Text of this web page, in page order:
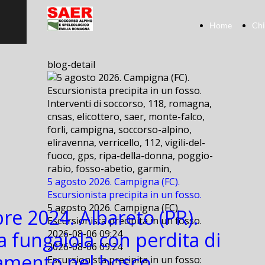
Home
blog-detail
Interventi di soccorso, 118, romagna,
cnsas, elicottero, saer, monte-falco,
forli, campigna, soccorso-alpino,
eliravenna, verricello, 112, vigili-del-
fuoco, gps, ripa-della-donna, poggio-
rabio, fosso-abetio, garmin,
5 agosto 2026. Campigna (FC).
Escursionista precipita in un fosso.
5 agosto 2026. Campigna (FC).
Escursionista precipita in un fosso.
2026-08-06 09:24
2026-08-06 09:24
Escursionista precipita in un fosso:
2024. Albareto (PR).
fungaiola con perdita di